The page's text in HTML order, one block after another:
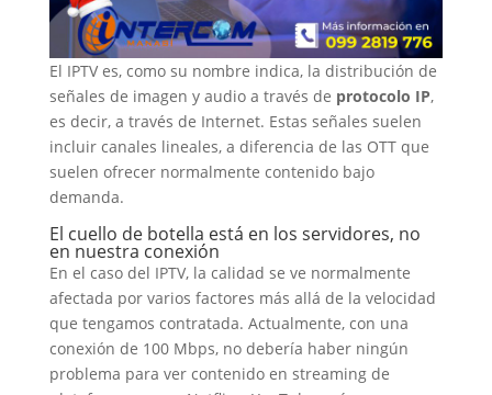
El IPTV es, como su nombre indica, la distribución de
señales de imagen y audio a través de protocolo IP,
es decir, a través de Internet. Estas señales suelen
incluir canales lineales, a diferencia de las OTT que
suelen ofrecer normalmente contenido bajo
demanda.
El cuello de botella está en los servidores, no
en nuestra conexión
En el caso del IPTV, la calidad se ve normalmente
afectada por varios factores más allá de la velocidad
que tengamos contratada. Actualmente, con una
conexión de 100 Mbps, no debería haber ningún
problema para ver contenido en streaming de